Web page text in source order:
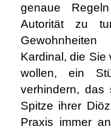
genaue
Autorität zu
Kardinal, die Sie
wollen, ein
verhindern, das
Spitze ihrer
Praxis immer